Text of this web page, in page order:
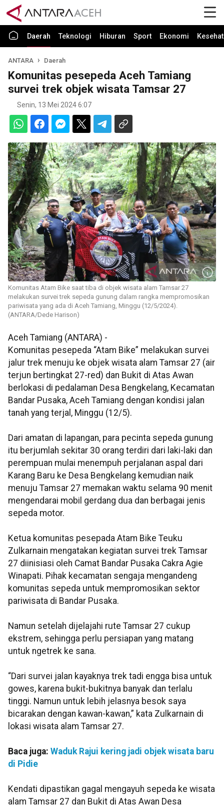
Daerah Teknologi Hiburan Sport Ekonomi
ANTARA Daerah
Komunitas pesepeda Aceh Tamiang
survei trek objek wisata Tamsar 27
Senin, 13 Mei 2024 6:07
Komunitas Atam Bike saat tiba di objek wisata alam Tamsar 27
melakukan survei trek sepeda gunung dalam rangka mempromosikan
pariwisata yang ada di Aceh Tamiang, Minggu (12/5/2024).
(ANTARA/Dede Harison)
Aceh Tamiang (ANTARA) -
Komunitas pesepeda “Atam Bike” melakukan survei
jalur trek menuju ke objek wisata alam Tamsar 27 (air
terjun bertingkat 27-red) dan Bukit di Atas Awan
berlokasi di pedalaman Desa Bengkelang, Kecamatan
Bandar Pusaka, Aceh Tamiang dengan kondisi jalan
tanah yang terjal, Minggu (12/5).
Dari amatan di lapangan, para pecinta sepeda gunung
itu berjumlah sekitar 30 orang terdiri dari laki-laki dan
perempuan mulai menempuh perjalanan aspal dari
Karang Baru ke Desa Bengkelang kemudian naik
menuju Tamsar 27 memakan waktu selama 90 menit
mengendarai mobil gerdang dua dan berbagai jenis
sepeda motor.
Ketua komunitas pesepada Atam Bike Teuku
Zulkarnain mengatakan kegiatan survei trek Tamsar
27 diinisiasi oleh Camat Bandar Pusaka Cakra Agie
Winapati. Pihak kecamatan sengaja mengandeng
komunitas sepeda untuk mempromosikan sektor
pariwisata di Bandar Pusaka.
Namun setelah dijelajahi rute Tamsar 27 cukup
ekstrem, sehingga perlu persiapan yang matang
untuk ngetrek ke sana.
“Dari survei jalan kayaknya trek tadi engga bisa untuk
gowes, karena bukit-bukitnya banyak dan terlalu
tinggi. Namun untuk lebih jelasnya besok saya
bicarakan dengan kawan-kawan,” kata Zulkarnain di
lokasi wisata alam Tamsar 27.
Baca juga: Waduk Rajui kering jadi objek wisata baru
di Pidie
Kendati dipastikan gagal mengayuh sepeda ke wisata
alam Tamsar 27 dan Bukit di Atas Awan Desa